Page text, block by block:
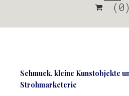
 (0)
Schmuck, kleine Kunstobjekte
Strohmarketerie